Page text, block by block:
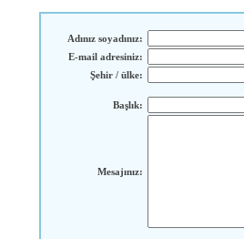
Adınız soyadınız:
E-mail adresiniz:
Şehir / ülke:
Başlık:
Mesajınız: